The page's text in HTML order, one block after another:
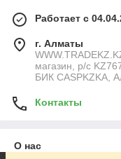
Работает с
г. Алматы
магазин, р/с
БИК CASPKZKA,
Контакты
О нас